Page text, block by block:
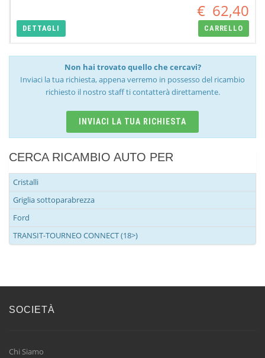
€ 62,40
DETTAGLI CARRELLO
Non hai trovato quello che cercavi?
Inviaci la tua richiesta, appena verremo in possesso del ricambio
richiesto il nostro staff ti contatterà direttamente.
INVIACI LA TUA RICHIESTA
CERCA RICAMBIO AUTO PER
Cristalli
Griglia sottoparabrezza
Ford
TRANSIT-TOURNEO CONNECT (18>)
SOCIETÀ
Chi Siamo